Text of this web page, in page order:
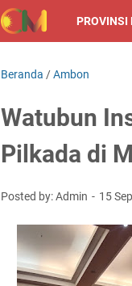
PROVINSI
Beranda /Ambon
Watubun
Pilkada di
Posted by: Admin 15